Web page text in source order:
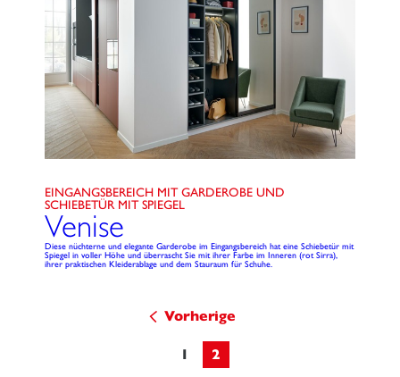
EINGANGSBEREICH MIT GARDEROBE UND
SCHIEBETÜR MIT SPIEGEL
Venise
Diese nüchterne und elegante Garderobe im Eingangsbereich hat eine Schiebetür mit
Spiegel in voller Höhe und überrascht Sie mit ihrer Farbe im Inneren (rot Sirra),
ihrer praktischen Kleiderablage und dem Stauraum für Schuhe.
Vorherige
1 2